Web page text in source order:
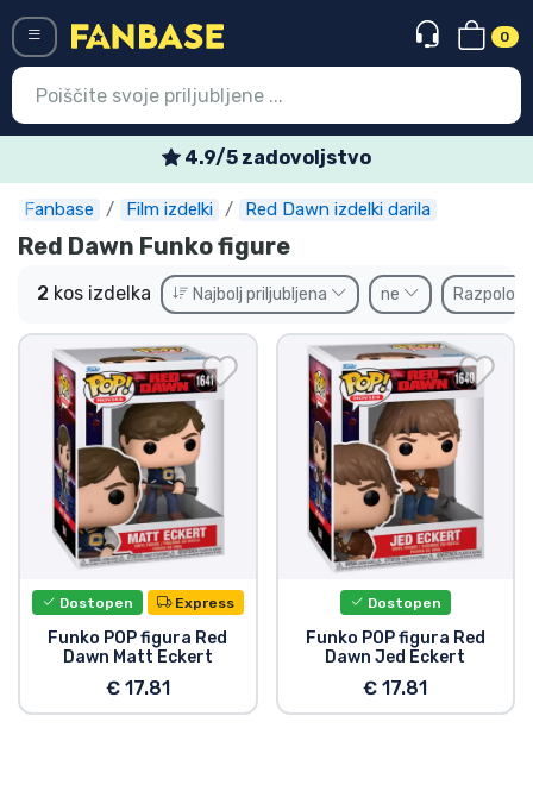
0
4.9/5 zadovoljstvo
Fanbase Film izdelki Red Dawn izdelki darila
Red Dawn Funko figure
2 kos izdelka Najbolj priljubljena ne
Dostopen Express
Funko POP figura Red
Dawn Matt Eckert
€ 17.81
Dostopen
Funko POP figura Red
Dawn Jed Eckert
€ 17.81
Vstop Registracija
Najnovejsi izdelki
Prodajni izdelki
Ekspresna dostava
Prednaročila
Outlet izdelki
Dostava in plačilo
Tv serijske izdelki
Filmske izdelki